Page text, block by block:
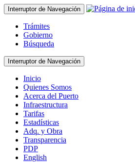
Interruptor de Navegación
Trámites
Gobierno
Búsqueda
Interruptor de Navegación
Inicio
Quienes Somos
Acerca del Puerto
Infraestructura
Tarifas
Estadísticas
Adq. y Obra
Transparencia
PDP
English